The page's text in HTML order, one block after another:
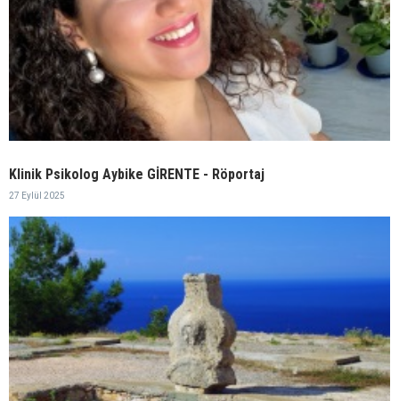
Klinik Psikolog Aybike GİRENTE - Röportaj
27 Eylül 2025